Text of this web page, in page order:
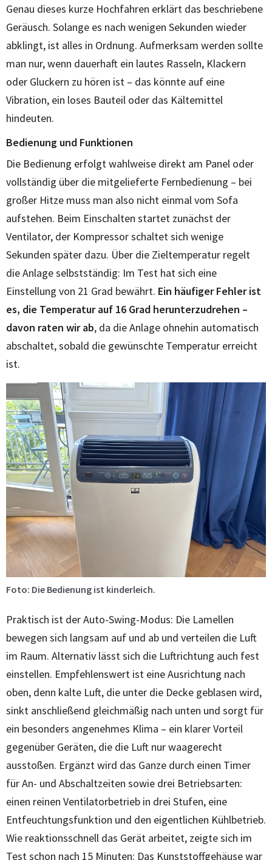
Genau dieses kurze Hochfahren erklärt das beschriebene
Geräusch. Solange es nach wenigen Sekunden wieder
abklingt, ist alles in Ordnung. Aufmerksam werden sollte
man nur, wenn dauerhaft ein lautes Rasseln, Klackern
oder Gluckern zu hören ist – das könnte auf eine
Vibration, ein loses Bauteil oder das Kältemittel
hindeuten.
Bedienung und Funktionen
Die Bedienung erfolgt wahlweise direkt am Panel oder
vollständig über die mitgelieferte Fernbedienung – bei
großer Hitze muss man also nicht einmal vom Sofa
aufstehen. Beim Einschalten startet zunächst der
Ventilator, der Kompressor schaltet sich wenige
Sekunden später dazu. Über die Zieltemperatur regelt
die Anlage selbstständig: Im Test hat sich eine
Einstellung von 21 Grad bewährt. Ein häufiger Fehler ist
es, die Temperatur auf 16 Grad herunterzudrehen –
davon raten wir ab, da die Anlage ohnehin automatisch
abschaltet, sobald die gewünschte Temperatur erreicht
ist.
Foto: Die Bedienung ist kinderleich.
Praktisch ist der Auto-Swing-Modus: Die Lamellen
bewegen sich langsam auf und ab und verteilen die Luft
im Raum. Alternativ lässt sich die Luftrichtung auch fest
einstellen. Empfehlenswert ist eine Ausrichtung nach
oben, denn kalte Luft, die unter die Decke geblasen wird,
sinkt anschließend gleichmäßig nach unten und sorgt für
ein besonders angenehmes Klima – ein klarer Vorteil
gegenüber Geräten, die die Luft nur waagerecht
ausstoßen. Ergänzt wird das Ganze durch einen Timer
für An- und Abschaltzeiten sowie drei Betriebsarten:
einen reinen Ventilatorbetrieb in drei Stufen, eine
Entfeuchtungsfunktion und den eigentlichen Kühlbetrieb.
Wie reaktionsschnell das Gerät arbeitet, zeigte sich im
Test schon nach 15 Minuten: Das Kunststoffgehäuse war